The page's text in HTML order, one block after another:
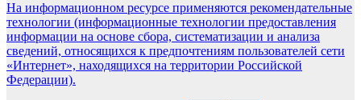
На информационном ресурсе применяются рекомендательные
технологии (информационные технологии предоставления
информации на основе сбора, систематизации и анализа
сведений, относящихся к предпочтениям пользователей сети
«Интернет», находящихся на территории Российской
Федерации).